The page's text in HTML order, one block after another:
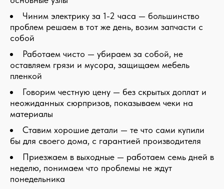
Чиним электрику за 1-2 часа — большинство
проблем решаем в тот же день, возим запчасти с
собой
Работаем чисто — убираем за собой, не
оставляем грязи и мусора, защищаем мебель
пленкой
Говорим честную цену — без скрытых доплат и
неожиданных сюрпризов, показываем чеки на
материалы
Ставим хорошие детали — те что сами купили
бы для своего дома, с гарантией производителя
Приезжаем в выходные — работаем семь дней в
неделю, понимаем что проблемы не ждут
понедельника